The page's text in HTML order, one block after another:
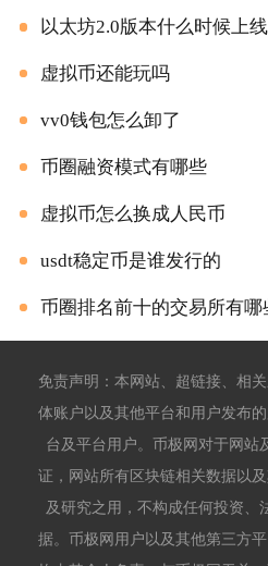
以太坊2.0版本什么时候上线
虚拟币还能玩吗
vv0钱包怎么卸了
币圈融资模式有哪些
虚拟币怎么换成人民币
usdt稳定币是谁发行的
币圈排名前十的交易所有哪
免责声明：本网站、超链接、相
体账户以及其他平台和用户发布
台及平台用户。币极网对于网站
证，网站所有区块链相关数据以
及研究之用，不构成任何投资、
据。币极网用户以及其他第三方